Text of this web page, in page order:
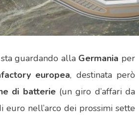
guardando alla Germania per
europea, destinata però
di batterie(un giro d’affari da
euro nell’arco dei prossimi sette